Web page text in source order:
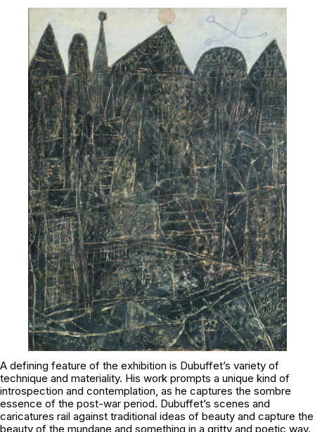
A defining feature of the exhibition is Dubuffet’s variety of
technique and materiality. His work prompts a unique kind of
introspection and contemplation, as he captures the sombre
essence of the post-war period. Dubuffet’s scenes and
caricatures rail against traditional ideas of beauty and capture the
beauty of the mundane and something in a gritty and poetic way.